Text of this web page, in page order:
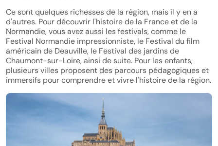
Ce sont quelques richesses de la région, mais il y en a
d'autres. Pour découvrir l'histoire de la France et de la
Normandie, vous avez aussi les festivals, comme le
Festival Normandie impressionniste, le Festival du film
américain de Deauville, le Festival des jardins de
Chaumont-sur-Loire, ainsi de suite. Pour les enfants,
plusieurs villes proposent des parcours pédagogiques et
immersifs pour comprendre et vivre l'histoire de la région.